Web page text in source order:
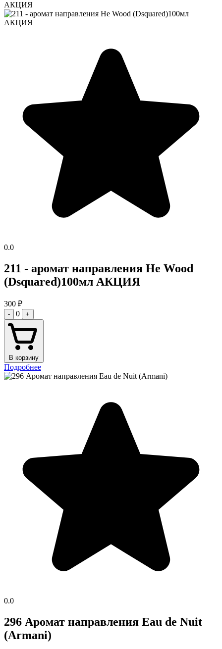
0.0
211 - аромат направления He Wood
(Dsquared)100мл АКЦИЯ
300 ₽
- 0 +
В корзину
Подробнее
0.0
296 Аромат направления Eau de Nuit
(Armani)